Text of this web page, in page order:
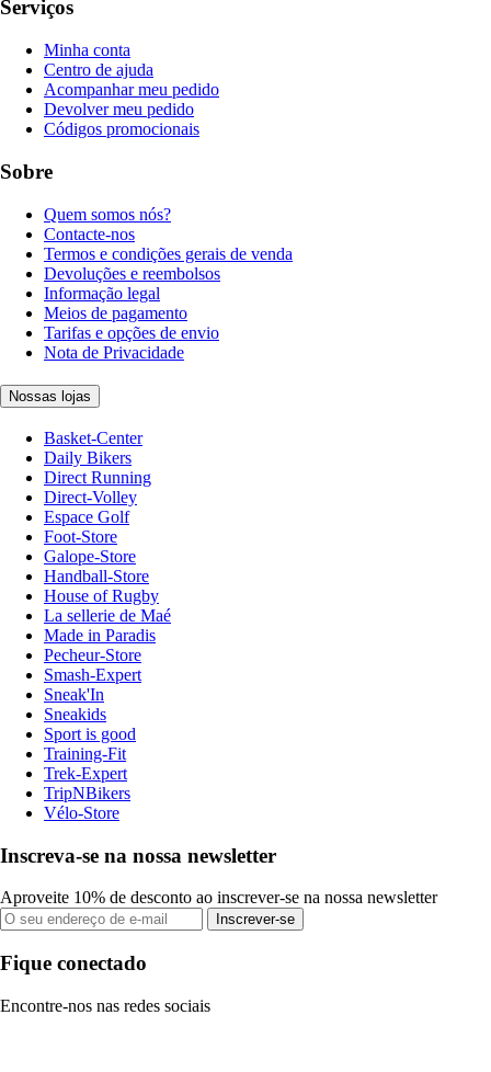
Serviços
Minha conta
Centro de ajuda
Acompanhar meu pedido
Devolver meu pedido
Códigos promocionais
Sobre
Quem somos nós?
Contacte-nos
Termos e condições gerais de venda
Devoluções e reembolsos
Informação legal
Meios de pagamento
Tarifas e opções de envio
Nota de Privacidade
Nossas lojas
Basket-Center
Daily Bikers
Direct Running
Direct-Volley
Espace Golf
Foot-Store
Galope-Store
Handball-Store
House of Rugby
La sellerie de Maé
Made in Paradis
Pecheur-Store
Smash-Expert
Sneak'In
Sneakids
Sport is good
Training-Fit
Trek-Expert
TripNBikers
Vélo-Store
Inscreva-se na nossa newsletter
Aproveite 10% de desconto ao inscrever-se na nossa newsletter
Inscrever-se
Fique conectado
Encontre-nos nas redes sociais